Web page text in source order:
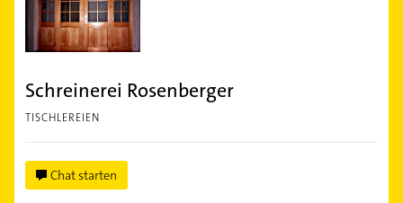
Schreinerei Rosenberger
TISCHLEREIEN
Chat starten